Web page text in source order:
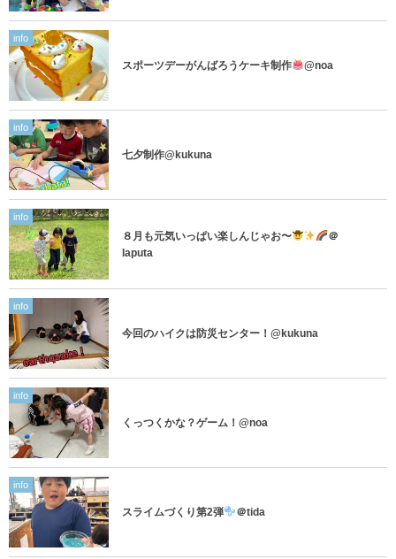
info
スポーツデーがんばろうケーキ制作 @noa
info
七夕制作@kukuna
info
８月も元気いっぱい楽しんじゃお〜
＠
laputa
info
今回のハイクは防災センター！@kukuna
info
くっつくかな？ゲーム！@noa
info
スライムづくり第2弾 ＠tida